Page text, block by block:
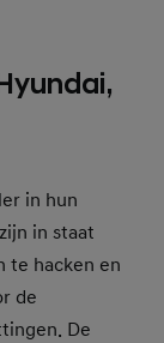
in hun
in staat
te hacken en
de
De